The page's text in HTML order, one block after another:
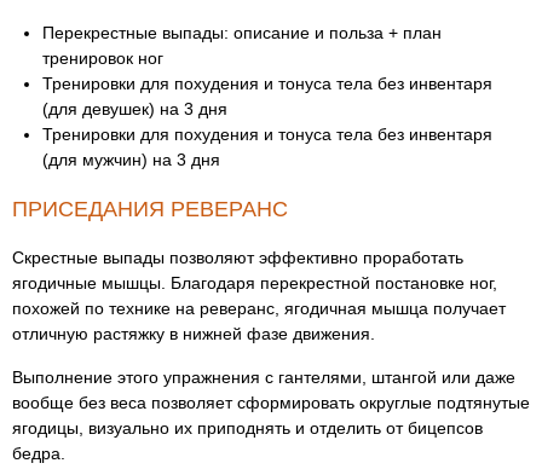
Перекрестные выпады: описание и польза + план
тренировок ног
Тренировки для похудения и тонуса тела без инвентаря
(для девушек) на 3 дня
Тренировки для похудения и тонуса тела без инвентаря
(для мужчин) на 3 дня
ПРИСЕДАНИЯ РЕВЕРАНС
Скрестные выпады позволяют эффективно проработать
ягодичные мышцы. Благодаря перекрестной постановке ног,
похожей по технике на реверанс, ягодичная мышца получает
отличную растяжку в нижней фазе движения.
Выполнение этого упражнения с гантелями, штангой или даже
вообще без веса позволяет сформировать округлые подтянутые
ягодицы, визуально их приподнять и отделить от бицепсов
бедра.